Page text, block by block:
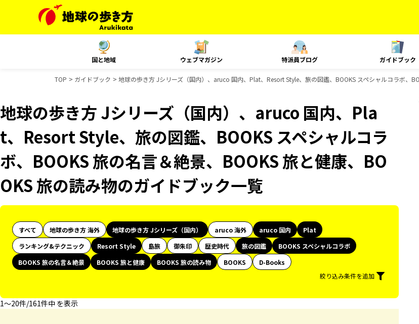
国と地域 ウェブマガジン 特派員ブログ ガイドブック
TOP ガイドブック 地球の歩き方 Jシリーズ（国内）、aruco 国内、Plat、Resort Style、旅の図鑑、BOOKS スペシャルコラボ、
地球の歩き方 Jシリーズ（国内）、aruco 国内、Pla
t、Resort Style、旅の図鑑、BOOKS スペシャルコラ
ボ、BOOKS 旅の名言＆絶景、BOOKS 旅と健康、BO
OKS 旅の読み物のガイドブック一覧
すべて 地球の歩き方 海外 地球の歩き方 Jシリーズ（国内） aruco 海外 aruco 国内
Plat
ランキング&テクニック
Resort Style 島旅 御朱印 歴史時代 旅の図鑑
BOOKS スペシャルコラボ
BOOKS 旅の名言＆絶景
BOOKS 旅と健康 BOOKS 旅の読み物 BOOKS
D-Books
絞り込み条件を追加
1〜20件/161件中 を表示